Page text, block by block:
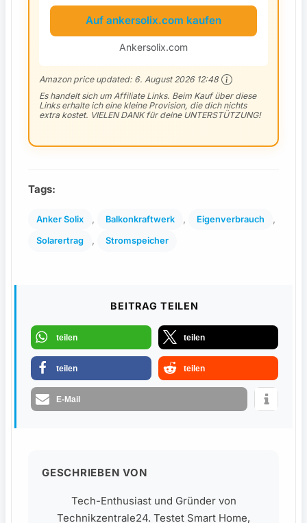
Auf ankersolix.com kaufen
Ankersolix.com
Amazon price updated: 6. August 2026 12:48
Es handelt sich um Affiliate Links. Beim Kauf über diese
Links erhalte ich eine kleine Provision, die dich nichts
extra kostet. VIELEN DANK für deine UNTERSTÜTZUNG!
Tags:
Anker Solix Balkonkraftwerk Eigenverbrauch
Solarertrag Stromspeicher
BEITRAG TEILEN
teilen teilen
teilen teilen
E-Mail
GESCHRIEBEN VON
Tech-Enthusiast und Gründer von
Technikzentrale24. Testet Smart Home,